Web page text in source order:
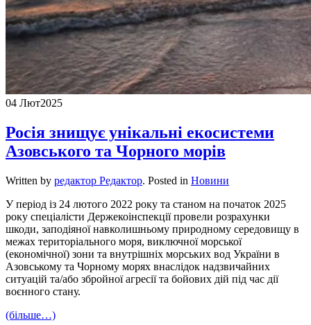
04 Лют2025
Росія знищує унікальні екосистеми
Азовського та Чорного морів
Written by редактор Редактор. Posted in Новини
У період із 24 лютого 2022 року та станом на початок 2025
року спеціалісти Держекоінспекції провели розрахунки
шкоди, заподіяної навколишньому природному середовищу в
межах територіального моря, виключної морської
(економічної) зони та внутрішніх морських вод України в
Азовському та Чорному морях внаслідок надзвичайних
ситуацій та/або збройної агресії та бойових дій під час дії
воєнного стану.
(більше…)